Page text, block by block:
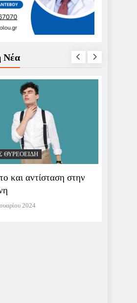
Νέα
ΘΥΡΕΟΕΙΔΉ
και αντίσταση στην
2024